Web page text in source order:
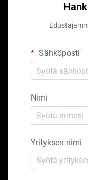
Sähköposti
Nimi
Yrityksen nimi